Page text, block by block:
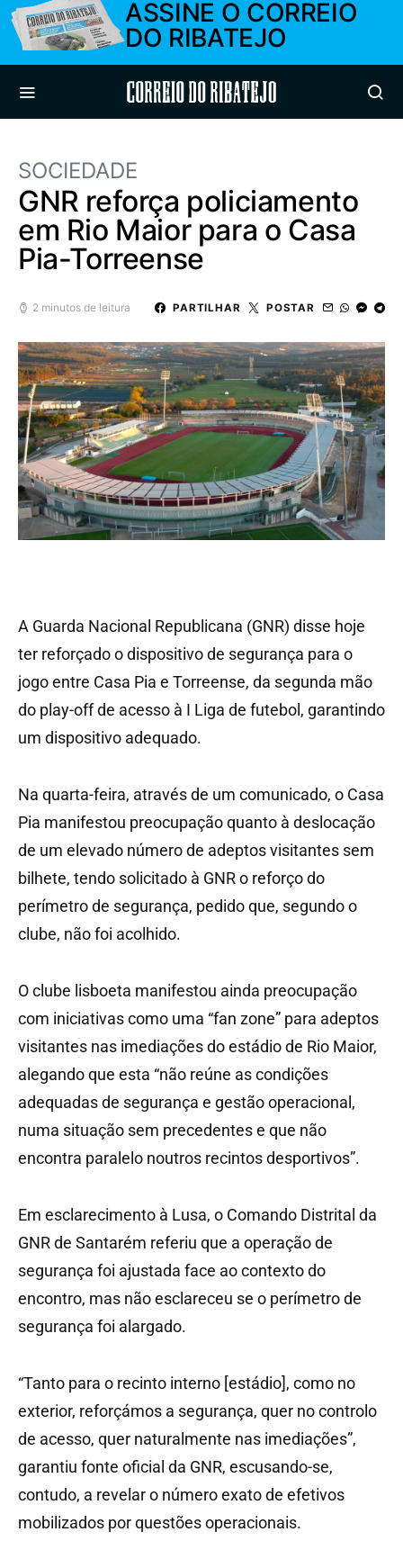
ASSINE O CORREIO
DO RIBATEJO
Correio do Ribatejo
SOCIEDADE
GNR reforça policiamento
em Rio Maior para o Casa
Pia-Torreense
2 minutos de leitura PARTILHAR POSTAR
A Guarda Nacional Republicana (GNR) disse hoje
ter reforçado o dispositivo de segurança para o
jogo entre Casa Pia e Torreense, da segunda mão
do play-off de acesso à I Liga de futebol, garantindo
um dispositivo adequado.
Na quarta-feira, através de um comunicado, o Casa
Pia manifestou preocupação quanto à deslocação
de um elevado número de adeptos visitantes sem
bilhete, tendo solicitado à GNR o reforço do
perímetro de segurança, pedido que, segundo o
clube, não foi acolhido.
O clube lisboeta manifestou ainda preocupação
com iniciativas como uma “fan zone” para adeptos
visitantes nas imediações do estádio de Rio Maior,
alegando que esta “não reúne as condições
adequadas de segurança e gestão operacional,
numa situação sem precedentes e que não
encontra paralelo noutros recintos desportivos”.
Em esclarecimento à Lusa, o Comando Distrital da
GNR de Santarém referiu que a operação de
segurança foi ajustada face ao contexto do
encontro, mas não esclareceu se o perímetro de
segurança foi alargado.
“Tanto para o recinto interno [estádio], como no
exterior, reforçámos a segurança, quer no controlo
de acesso, quer naturalmente nas imediações”,
garantiu fonte oficial da GNR, escusando-se,
contudo, a revelar o número exato de efetivos
mobilizados por questões operacionais.